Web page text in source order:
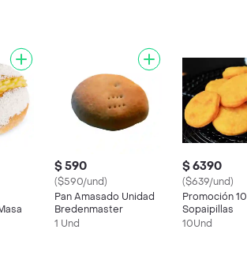
$ 590
($590/und)
Pan Amasado Unidad
Bredenmaster
1 Und
$ 6390
($639/und)
Promoción 10
Sopaipillas
10Und